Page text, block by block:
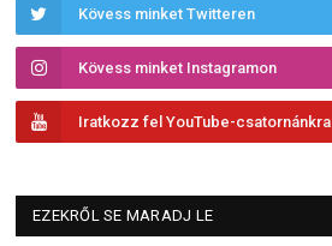
Kövess minket Twitteren
Kövess minket Instagramon
Iratkozz fel YouTube-csatornánkra
EZEKRŐL SE MARADJ LE